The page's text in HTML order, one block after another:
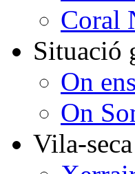
Coral
Situació
On
On
Vila-